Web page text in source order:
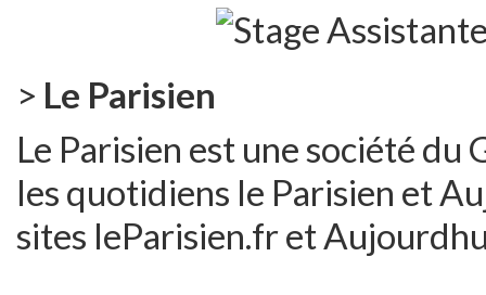
> Le Parisien
Le Parisien est une société
les quotidiens le Parisien et
sites leParisien.fr et